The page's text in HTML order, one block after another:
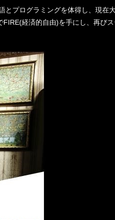
プログラミングを体得し、現在
経済的自由)を手にし、再びス